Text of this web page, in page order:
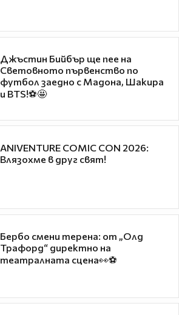
Джъстин Бийбър ще пее на
Световното първенство по
футбол заедно с Мадона, Шакира
и BTS!⚽🤩
ANIVENTURE COMIC CON 2026:
Влязохме в друг свят!
Бербо смени терена: от „Олд
Трафорд“ директно на
театралната сцена👀⚽